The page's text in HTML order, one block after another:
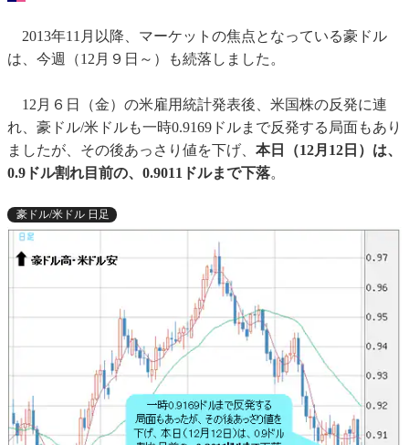
2013年11月以降、マーケットの焦点となっている豪ドル
は、今週（12月９日～）も続落しました。
12月６日（金）の米雇用統計発表後、米国株の反発に連
れ、豪ドル/米ドルも一時0.9169ドルまで反発する局面もあり
ましたが、その後あっさり値を下げ、 本日（12月12日）は、
0.9ドル割れ目前の、0.9011ドルまで下落。
豪ドル/米ドル 日足